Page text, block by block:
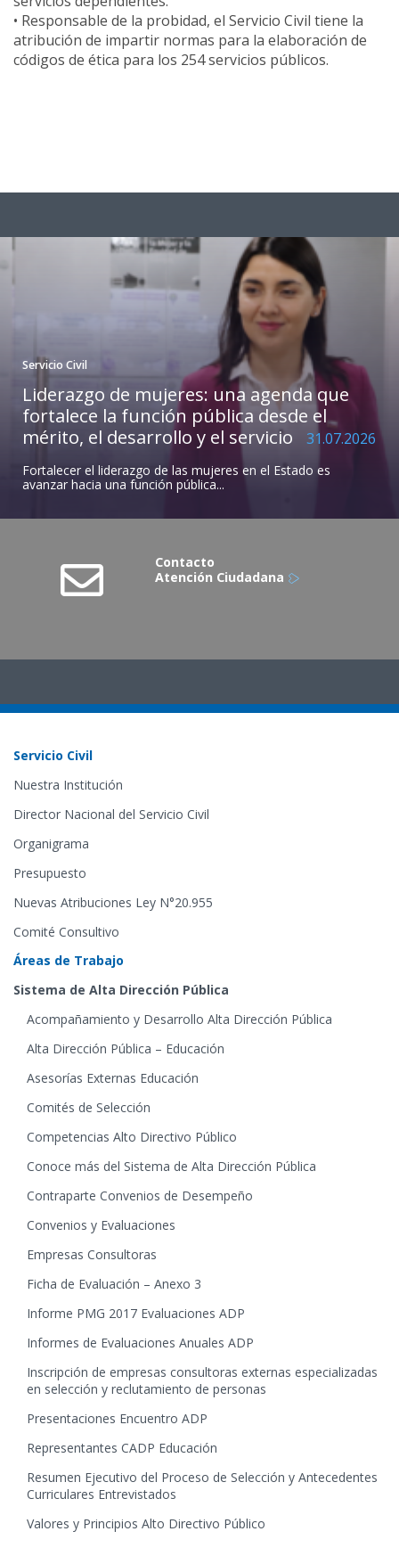
• Responsable de la probidad, el Servicio Civil tiene la
atribución de impartir normas para la elaboración de
códigos de ética para los 254 servicios públicos.
Servicio Civil
Liderazgo de mujeres: una agenda que
fortalece la función pública desde el
mérito, el desarrollo y el servicio
31.07.2026
Fortalecer el liderazgo de las mujeres en el Estado es
avanzar hacia una función pública...
Contacto
Atención Ciudadana
Servicio Civil
Nuestra Institución
Director Nacional del Servicio Civil
Organigrama
Presupuesto
Nuevas Atribuciones Ley N°20.955
Comité Consultivo
Áreas de Trabajo
Sistema de Alta Dirección Pública
Acompañamiento y Desarrollo Alta Dirección Pública
Alta Dirección Pública – Educación
Asesorías Externas Educación
Comités de Selección
Competencias Alto Directivo Público
Conoce más del Sistema de Alta Dirección Pública
Contraparte Convenios de Desempeño
Convenios y Evaluaciones
Empresas Consultoras
Ficha de Evaluación – Anexo 3
Informe PMG 2017 Evaluaciones ADP
Informes de Evaluaciones Anuales ADP
Inscripción de empresas consultoras externas especializadas
en selección y reclutamiento de personas
Presentaciones Encuentro ADP
Representantes CADP Educación
Resumen Ejecutivo del Proceso de Selección y Antecedentes
Curriculares Entrevistados
Valores y Principios Alto Directivo Público